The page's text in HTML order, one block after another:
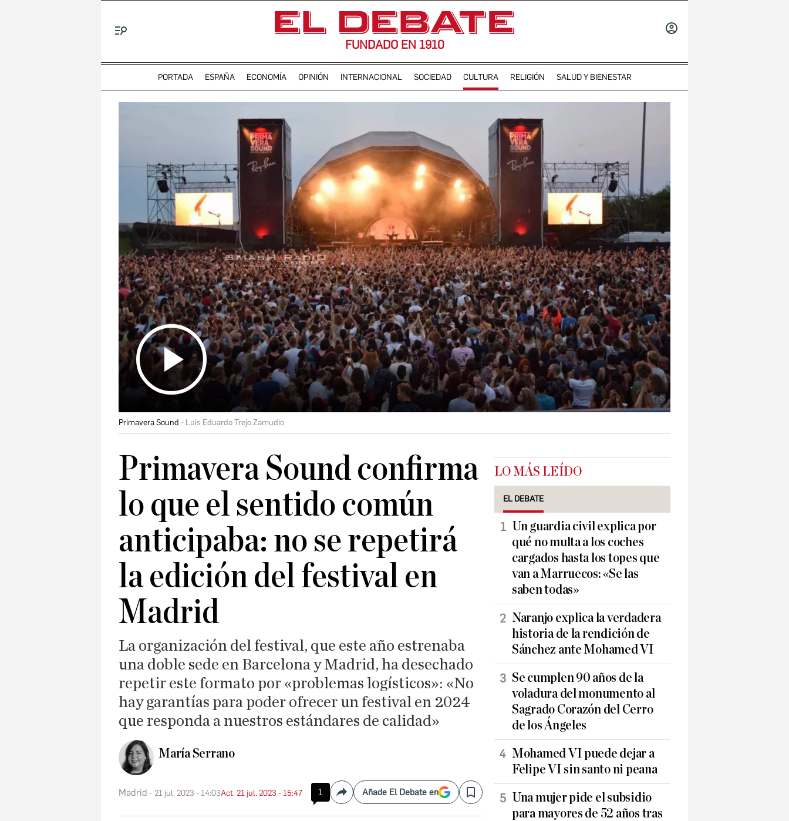
FUNDADO EN 1910
PORTADA ESPAÑA ECONOMÍA OPINIÓN INTERNACIONAL SOCIEDAD CULTURA RELIGIÓN SALUD Y BIENESTAR
Primavera Sound Luis Eduardo Trejo Zamudio
Primavera Sound confirma
lo que el sentido común
anticipaba: no se repetirá
la edición del festival en
Madrid
La organización del festival, que este año estrenaba
una doble sede en Barcelona y Madrid, ha desechado
repetir este formato por «problemas logísticos»: «No
hay garantías para poder ofrecer un festival en 2024
que responda a nuestros estándares de calidad»
María Serrano
Madrid 21 jul. 2023 - 14:03Act. 21 jul. 2023 - 15:47 1 CompartirAñade El Debate en Save
LO MÁS LEÍDO
EL DEBATE
Un guardia civil explica por
qué no multa a los coches
cargados hasta los topes que
van a Marruecos: «Se las
saben todas»
Naranjo explica la verdadera
historia de la rendición de
Sánchez ante Mohamed VI
Se cumplen 90 años de la
voladura del monumento al
Sagrado Corazón del Cerro
de los Ángeles
Mohamed VI puede dejar a
Felipe VI sin santo ni peana
Una mujer pide el subsidio
para mayores de 52 años tras